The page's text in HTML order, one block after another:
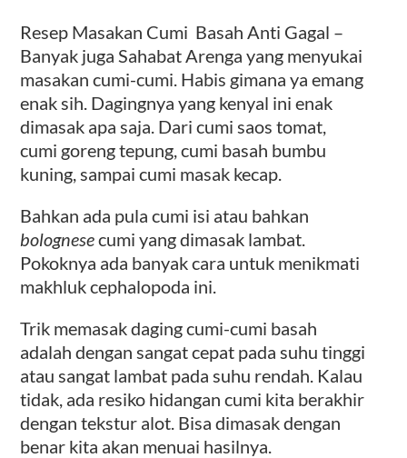
Resep Masakan Cumi Basah Anti Gagal –
Banyak juga Sahabat Arenga yang menyukai
masakan cumi-cumi. Habis gimana ya emang
enak sih. Dagingnya yang kenyal ini enak
dimasak apa saja. Dari cumi saos tomat,
cumi goreng tepung, cumi basah bumbu
kuning, sampai cumi masak kecap.
Bahkan ada pula cumi isi atau bahkan
bolognesecumi yang dimasak lambat.
Pokoknya ada banyak cara untuk menikmati
makhluk cephalopoda ini.
Trik memasak daging cumi-cumi basah
adalah dengan sangat cepat pada suhu tinggi
atau sangat lambat pada suhu rendah. Kalau
tidak, ada resiko hidangan cumi kita berakhir
dengan tekstur alot. Bisa dimasak dengan
benar kita akan menuai hasilnya.